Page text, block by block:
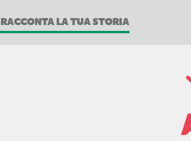
RACCONTA LA TUA STORIA